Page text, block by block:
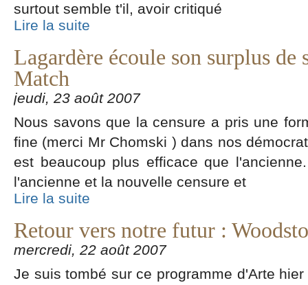
surtout semble t'il, avoir critiqué
Lire la suite
Lagardère écoule son surplus de
Match
jeudi, 23 août 2007
Nous savons que la censure a pris une
fine (merci Mr Chomski ) dans nos
est beaucoup plus efficace que
l'ancienne et la nouvelle censure et
Lire la suite
Retour vers notre futur :
mercredi, 22 août 2007
Je suis tombé sur ce programme d'Arte